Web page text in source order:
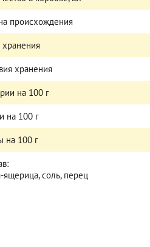
происхождения
хранения
на 100 г
на 100 г
на 100 г
ящерица, соль, перец